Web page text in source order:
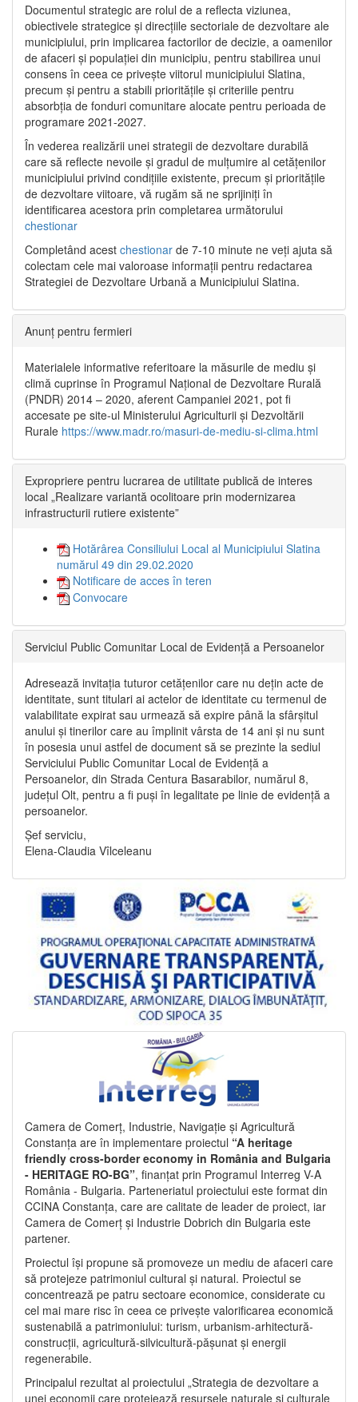
Documentul strategic are rolul de a reflecta viziunea,
obiectivele strategice și direcțiile sectoriale de dezvoltare ale
municipiului, prin implicarea factorilor de decizie, a oamenilor
de afaceri și populației din municipiu, pentru stabilirea unui
consens în ceea ce privește viitorul municipiului Slatina,
precum și pentru a stabili prioritățile și criteriile pentru
absorbția de fonduri comunitare alocate pentru perioada de
programare 2021-2027.
În vederea realizării unei strategii de dezvoltare durabilă
care să reflecte nevoile și gradul de mulțumire al cetățenilor
municipiului privind condițiile existente, precum și prioritățile
de dezvoltare viitoare, vă rugăm să ne sprijiniți în
identificarea acestora prin completarea următorului
chestionar
Completând acest chestionar de 7-10 minute ne veți ajuta să
colectam cele mai valoroase informații pentru redactarea
Strategiei de Dezvoltare Urbană a Municipiului Slatina.
Anunț pentru fermieri
Materialele informative referitoare la măsurile de mediu și
climă cuprinse în Programul Național de Dezvoltare Rurală
(PNDR) 2014 – 2020, aferent Campaniei 2021, pot fi
accesate pe site-ul Ministerului Agriculturii și Dezvoltării
Rurale https://www.madr.ro/masuri-de-mediu-si-clima.html
Expropriere pentru lucrarea de utilitate publică de interes
local „Realizare variantă ocolitoare prin modernizarea
infrastructurii rutiere existente”
Hotărârea Consiliului Local al Municipiului Slatina
numărul 49 din 29.02.2020
Notificare de acces în teren
Convocare
Serviciul Public Comunitar Local de Evidență a Persoanelor
Adresează invitația tuturor cetățenilor care nu dețin acte de
identitate, sunt titulari ai actelor de identitate cu termenul de
valabilitate expirat sau urmează să expire până la sfârșitul
anului și tinerilor care au împlinit vârsta de 14 ani și nu sunt
în posesia unui astfel de document să se prezinte la sediul
Serviciului Public Comunitar Local de Evidență a
Persoanelor, din Strada Centura Basarabilor, numărul 8,
județul Olt, pentru a fi puși în legalitate pe linie de evidență a
persoanelor.
Șef serviciu,
Elena-Claudia Vîlceleanu
Camera de Comerț, Industrie, Navigație și Agricultură
Constanța are în implementare proiectul “A heritage
friendly cross-border economy in România and Bulgaria
- HERITAGE RO-BG”, finanțat prin Programul Interreg V-A
România - Bulgaria. Parteneriatul proiectului este format din
CCINA Constanța, care are calitate de leader de proiect, iar
Camera de Comerț și Industrie Dobrich din Bulgaria este
partener.
Proiectul își propune să promoveze un mediu de afaceri care
să protejeze patrimoniul cultural și natural. Proiectul se
concentrează pe patru sectoare economice, considerate cu
cel mai mare risc în ceea ce privește valorificarea economică
sustenabilă a patrimoniului: turism, urbanism-arhitectură-
construcții, agricultură-silvicultură-pășunat și energii
regenerabile.
Principalul rezultat al proiectului „Strategia de dezvoltare a
unei economii care protejează resursele naturale și culturale